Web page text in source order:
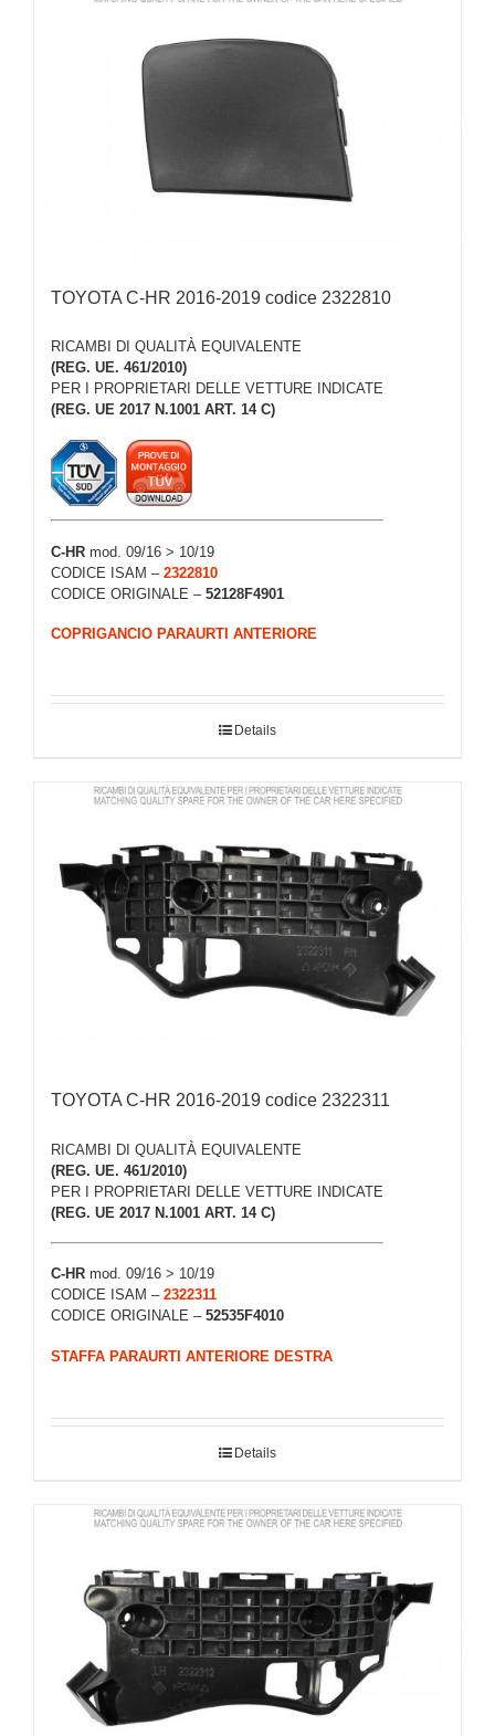
TOYOTA C-HR 2016-2019 codice 2322810
RICAMBI DI QUALITÀ EQUIVALENTE
(REG. UE. 461/2010)
PER I PROPRIETARI DELLE VETTURE INDICATE
(REG. UE 2017 N.1001 ART. 14 C)
C-HR mod. 09/16 > 10/19
CODICE ISAM – 2322810
CODICE ORIGINALE – 52128F4901
COPRIGANCIO PARAURTI ANTERIORE
Details
TOYOTA C-HR 2016-2019 codice 2322311
RICAMBI DI QUALITÀ EQUIVALENTE
(REG. UE. 461/2010)
PER I PROPRIETARI DELLE VETTURE INDICATE
(REG. UE 2017 N.1001 ART. 14 C)
C-HR mod. 09/16 > 10/19
CODICE ISAM – 2322311
CODICE ORIGINALE – 52535F4010
STAFFA PARAURTI ANTERIORE DESTRA
Details